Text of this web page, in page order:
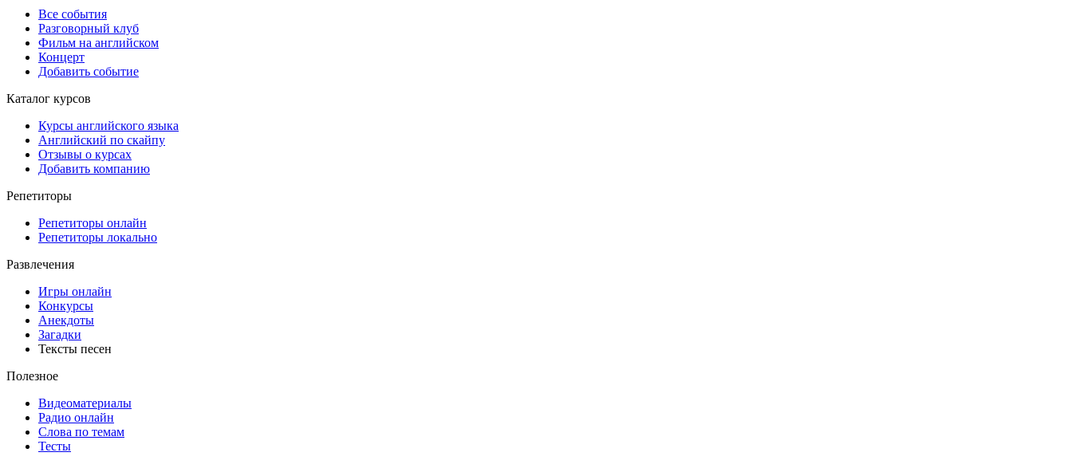
Все события
Разговорный клуб
Фильм на английском
Концерт
Добавить событие
Каталог курсов
Курсы английского языка
Английский по скайпу
Отзывы о курсах
Добавить компанию
Репетиторы
Репетиторы онлайн
Репетиторы локально
Развлечения
Игры онлайн
Конкурсы
Анекдоты
Загадки
Тексты песен
Полезное
Видеоматериалы
Радио онлайн
Слова по темам
Тесты